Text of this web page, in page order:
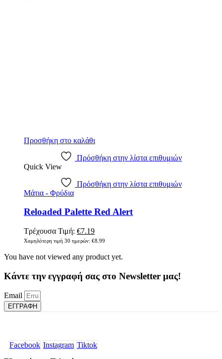
Προσθήκη στο καλάθι
Πρόσθήκη στην λίστα επιθυμιών
Quick View
Πρόσθήκη στην λίστα επιθυμιών
Μάτια - Φρύδια
Reloaded Palette Red Alert
Τρέχουσα Τιμή: Original
price
€8.99.
€7.19Η
τρέχουσα
είναι:
Χαμηλότερη τιμή 30 ημερών: €8.99
You have not viewed any product yet.
Κάντε την εγγραφή σας στο Newsletter μας!
Email
ΕΓΓΡΑΦΗ
Facebook Instagram Tiktok